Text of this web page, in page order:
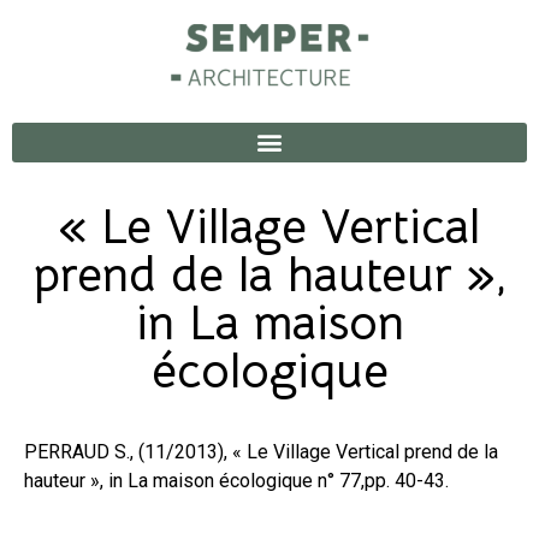
« Le Village Vertical
prend de la hauteur »,
in La maison
écologique
PERRAUD S., (11/2013), « Le Village Vertical prend de la
hauteur », in La maison écologique n° 77,pp. 40-43.